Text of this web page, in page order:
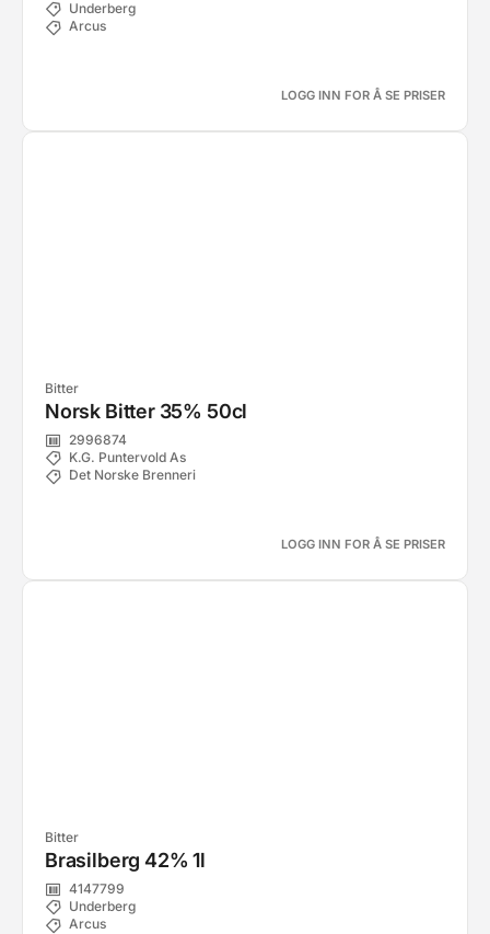
Underberg
Arcus
LOGG INN FOR Å SE PRISER
Bitter
Norsk Bitter 35% 50cl
2996874
K.G. Puntervold As
Det Norske Brenneri
LOGG INN FOR Å SE PRISER
Bitter
Brasilberg 42% 1l
4147799
Underberg
Arcus